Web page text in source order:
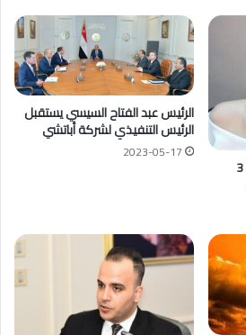
الإفراج عن سما المصري بعد 3
الرئيس عبد الفتاح السيسي يستقبل
الرئيس التنفيذي لشركة أباتشي
2023-05-17